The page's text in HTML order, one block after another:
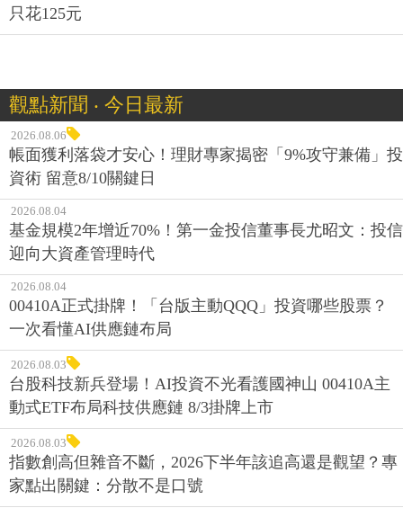
只花125元
觀點新聞 ‧ 今日最新
2026.08.06
帳面獲利落袋才安心！理財專家揭密「9%攻守兼備」投
資術 留意8/10關鍵日
2026.08.04
基金規模2年增近70%！第一金投信董事長尤昭文：投信
迎向大資產管理時代
2026.08.04
00410A正式掛牌！「台版主動QQQ」投資哪些股票？
一次看懂AI供應鏈布局
2026.08.03
台股科技新兵登場！AI投資不光看護國神山 00410A主
動式ETF布局科技供應鏈 8/3掛牌上市
2026.08.03
指數創高但雜音不斷，2026下半年該追高還是觀望？專
家點出關鍵：分散不是口號